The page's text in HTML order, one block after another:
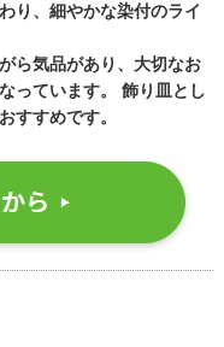
り、細やかな染付のライ
ら気品があり、大切なお
っています。 飾り皿とし
すすめです。